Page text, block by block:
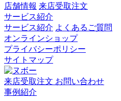
店舗情報 来店受取注文
サービス紹介
サービス紹介 よくあるご質問
オンラインショップ
プライバシーポリシー
サイトマップ
来店受取注文 お問い合わせ
事例紹介